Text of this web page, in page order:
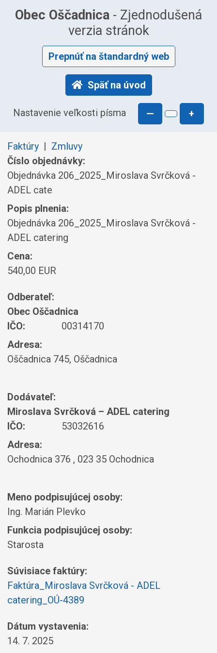
Obec Oščadnica - Zjednodušená
verzia stránok
Prepnúť na štandardný web
Späť na úvod
Nastavenie veľkosti písma — +
Faktúry | Zmluvy
Číslo objednávky:
Objednávka 206_2025_Miroslava Svrčková -
ADEL cate
Popis plnenia:
Objednávka 206_2025_Miroslava Svrčková -
ADEL catering
Cena:
540,00 EUR
Odberateľ:
Obec Oščadnica
IČO:
00314170
Adresa:
Oščadnica 745, Oščadnica
Dodávateľ:
Miroslava Svrčková – ADEL catering
IČO:
53032616
Adresa:
Ochodnica 376 , 023 35 Ochodnica
Meno podpisujúcej osoby:
Ing. Marián Plevko
Funkcia podpisujúcej osoby:
Starosta
Súvisiace faktúry:
Faktúra_Miroslava Svrčková - ADEL
catering_OÚ-4389
Dátum vystavenia:
14. 7. 2025